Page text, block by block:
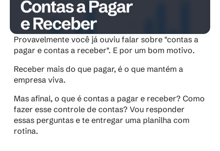
Provavelmente você já ouviu falar sobre "contas a
pagar e contas a receber". E por um bom motivo.
Receber mais do que pagar, é o que mantém a
empresa viva.
Mas afinal, o que é contas a pagar e receber? Como
fazer esse controle de contas? Vou responder
essas perguntas e te entregar uma planilha com
rotina.